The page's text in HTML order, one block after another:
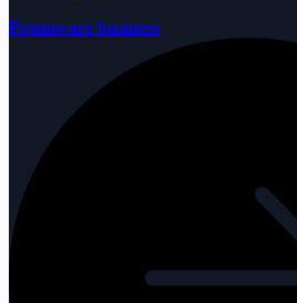
Promovare business